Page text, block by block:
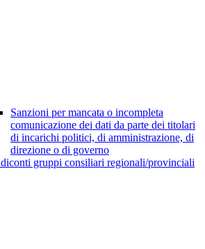
Sanzioni per mancata o incompleta
comunicazione dei dati da parte dei titolari
di incarichi politici, di amministrazione, di
direzione o di governo
gruppi consiliari regionali/provinciali